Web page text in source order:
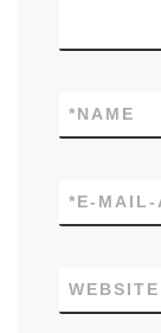
NAME
*
E-MAIL-
*
WEBSITE